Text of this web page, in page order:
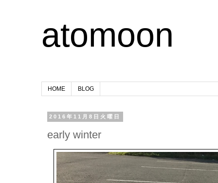
atomoon
HOME BLOG
2016年11月8日火曜日
early winter